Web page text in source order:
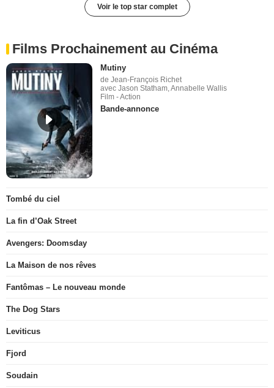
Voir le top star complet
Films Prochainement au Cinéma
Mutiny
de Jean-François Richet
avec Jason Statham, Annabelle Wallis
Film - Action
Bande-annonce
Tombé du ciel
La fin d’Oak Street
Avengers: Doomsday
La Maison de nos rêves
Fantômas – Le nouveau monde
The Dog Stars
Leviticus
Fjord
Soudain